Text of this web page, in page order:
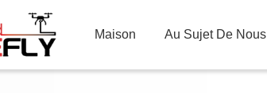
Maison Au Sujet De Nous